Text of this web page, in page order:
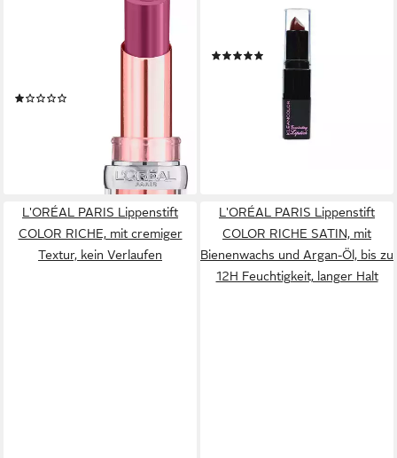
GLOW PARADISE, mit
aufpolsternder, pflegender
lieferbar - in 1-2 Werktagen bei dir
Lippenstift Kleancolor
Lippenstift-Farbton - 755
lieferbar - in 2-3 Werktagen bei dir
L'ORÉAL PARIS Lippenstift
COLOR RICHE, mit cremiger
Textur, kein Verlaufen
L'ORÉAL PARIS Lippenstift
COLOR RICHE SATIN, mit
Bienenwachs und Argan-Öl, bis zu
12H Feuchtigkeit, langer Halt